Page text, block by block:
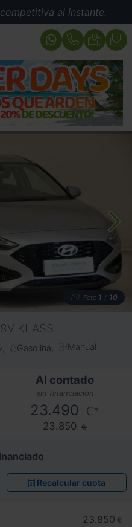
al instante.
Foto 1 / 10
KLASS
Gasolina Manual
Al contado
sin financiación
23.490 €*
23.850 €
Recalcular cuota
23.850 €